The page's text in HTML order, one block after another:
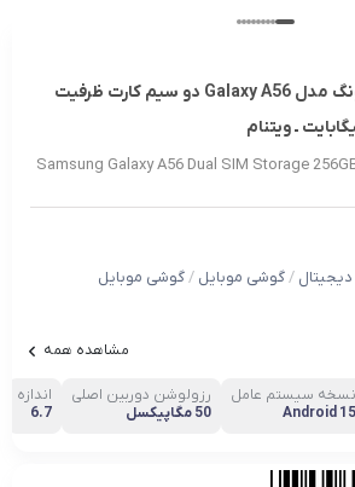
گوشی موبایل سامسونگ مدل Galaxy A56 دو سیم کارت ظرفیت
Samsung Galaxy A56 Dual SIM Storage
دیجیتال /گوشی موبایل /گوشی موبایل
مشاهده همه
نسخه سیستم عامل
Android 15
رزولوشن دوربین اصلی
50 مگاپیکسل
اندازه
6.7